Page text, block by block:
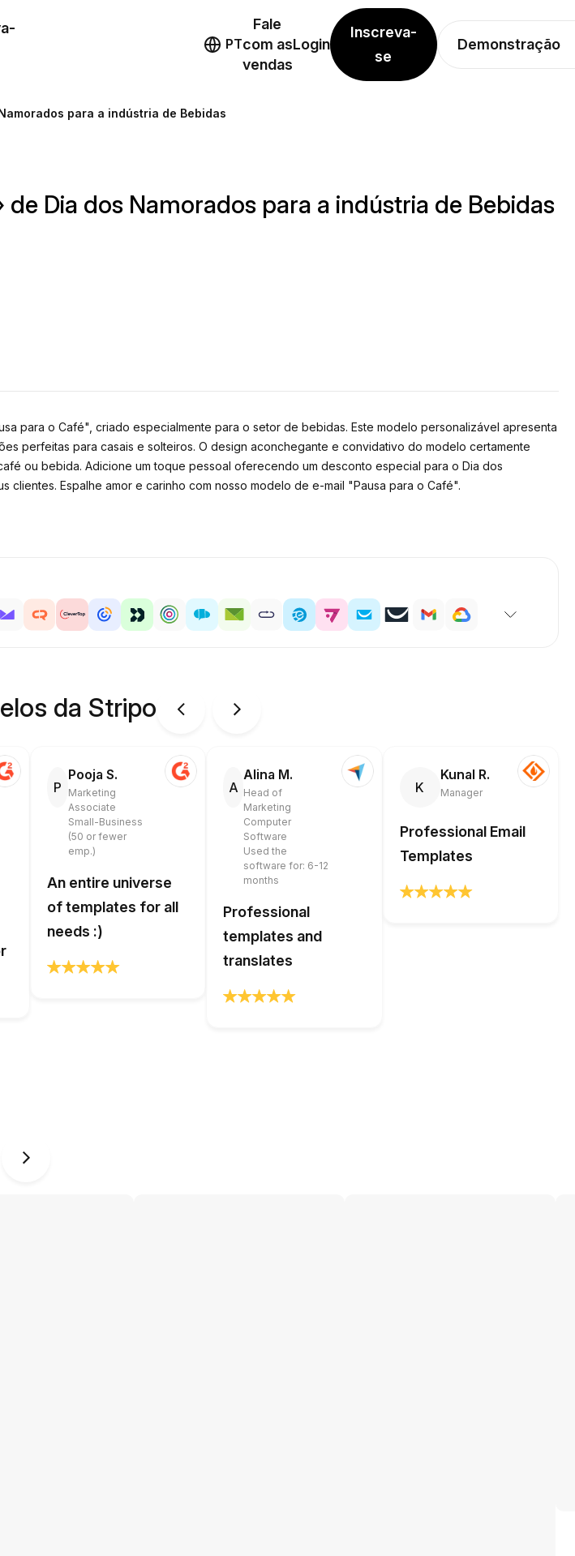
PT
Fale
com as
vendas
Login
Inscreva-
se
Demonstração
para a indústria de Bebidas
Dia dos Namorados para a indústria de Bebidas
para o Café", criado especialmente para o setor de bebidas. Este modelo personalizável apresenta
perfeitas para casais e solteiros. O design aconchegante e convidativo do modelo certamente
ou bebida. Adicione um toque pessoal oferecendo um desconto especial para o Dia dos
clientes. Espalhe amor e carinho com nosso modelo de e-mail "Pausa para o Café".
da Stripo
P
Pooja S.
Marketing
Associate
Small-Business
(50 or fewer
emp.)
An entire universe
of templates for all
needs :)
A
Alina M.
Head of
Marketing
Computer
Software
Used the
software for: 6-12
months
Professional
templates and
translates
K
Kunal R.
Manager
Professional Email
Templates